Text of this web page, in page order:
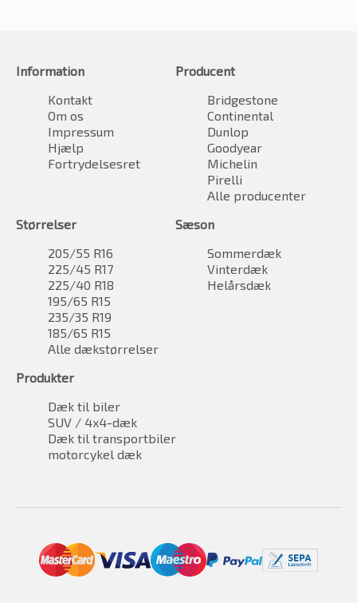
Information
Kontakt
Om os
Impressum
Hjælp
Fortrydelsesret
Producent
Bridgestone
Continental
Dunlop
Goodyear
Michelin
Pirelli
Alle producenter
Størrelser
205/55 R16
225/45 R17
225/40 R18
195/65 R15
235/35 R19
185/65 R15
Alle dækstørrelser
Sæson
Sommerdæk
Vinterdæk
Helårsdæk
Produkter
Dæk til biler
SUV / 4x4-dæk
Dæk til transportbiler
motorcykel dæk